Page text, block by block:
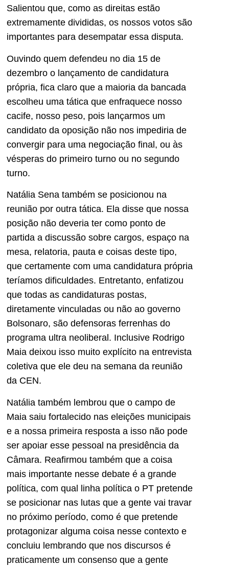
Salientou que, como as direitas estão
extremamente divididas, os nossos votos são
importantes para desempatar essa disputa.
Ouvindo quem defendeu no dia 15 de
dezembro o lançamento de candidatura
própria, fica claro que a maioria da bancada
escolheu uma tática que enfraquece nosso
cacife, nosso peso, pois lançarmos um
candidato da oposição não nos impediria de
convergir para uma negociação final, ou às
vésperas do primeiro turno ou no segundo
turno.
Natália Sena também se posicionou na
reunião por outra tática. Ela disse que nossa
posição não deveria ter como ponto de
partida a discussão sobre cargos, espaço na
mesa, relatoria, pauta e coisas deste tipo,
que certamente com uma candidatura própria
teríamos dificuldades. Entretanto, enfatizou
que todas as candidaturas postas,
diretamente vinculadas ou não ao governo
Bolsonaro, são defensoras ferrenhas do
programa ultra neoliberal. Inclusive Rodrigo
Maia deixou isso muito explícito na entrevista
coletiva que ele deu na semana da reunião
da CEN.
Natália também lembrou que o campo de
Maia saiu fortalecido nas eleições municipais
e a nossa primeira resposta a isso não pode
ser apoiar esse pessoal na presidência da
Câmara. Reafirmou também que a coisa
mais importante nesse debate é a grande
política, com qual linha política o PT pretende
se posicionar nas lutas que a gente vai travar
no próximo período, como é que pretende
protagonizar alguma coisa nesse contexto e
concluiu lembrando que nos discursos é
praticamente um consenso que a gente